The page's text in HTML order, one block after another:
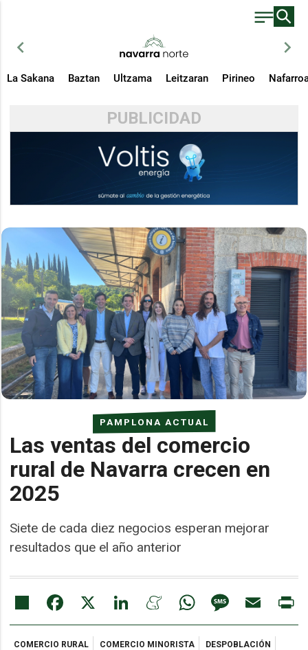
chevron_left chevron_right
La Sakana Baztan Ultzama Leitzaran Pirineo
PUBLICIDAD
PAMPLONA ACTUAL
Las ventas del comercio
rural de Navarra crecen en
2025
Siete de cada diez negocios esperan mejorar
resultados que el año anterior
Share Facebook LinkedIn MeneameWhatsAppMessageEmail
COMERCIO RURAL COMERCIO MINORISTA
DESPOBLACIÓN